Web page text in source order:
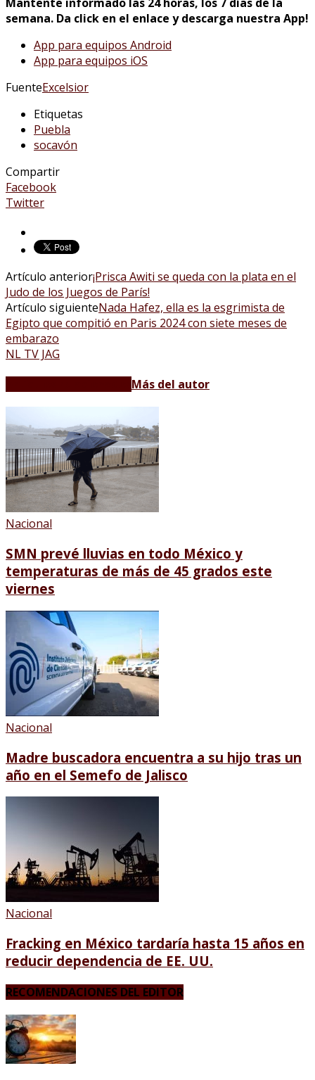
semana. Da click en el enlace y descarga nuestra App!
App para equipos Android
App para equipos iOS
FuenteExcelsior
Etiquetas
Puebla
socavón
Compartir
Facebook
Twitter
Artículo anterior¡Prisca Awiti se queda con la plata en el
Judo de los Juegos de París!
Artículo siguienteNada Hafez, ella es la esgrimista de
Egipto que compitió en Paris 2024 con siete meses de
embarazo
NL TV JAG
Más del autor
Nacional
SMN prevé lluvias en todo México y
temperaturas de más de 45 grados este
viernes
Nacional
Madre buscadora encuentra a su hijo tras un
año en el Semefo de Jalisco
Nacional
Fracking en México tardaría hasta 15 años en
reducir dependencia de EE. UU.
RECOMENDACIONES DEL EDITOR